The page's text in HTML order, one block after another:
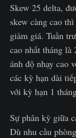
Skew 25 delta,
skew càng cao
giảm giá. Tuần
cao nhất tháng
ánh độ nhạy cao
các kỳ hạn dài
với kỳ hạn 1
Sự phân kỳ giữa
Dù nhu cầu